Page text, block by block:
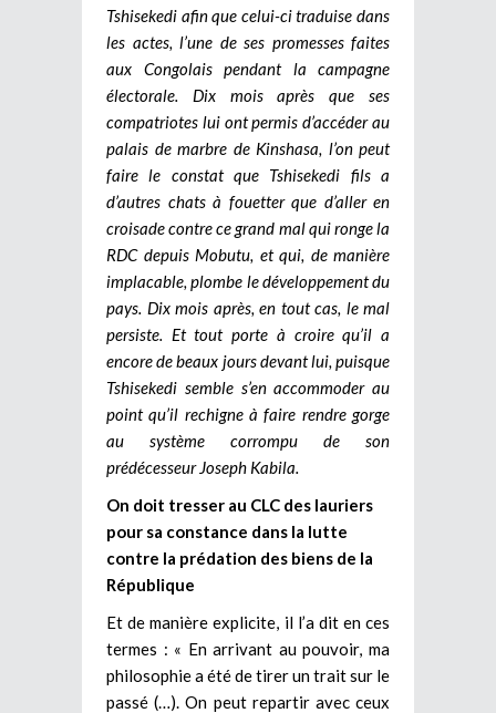
Tshisekedi afin que celui-ci traduise dans
les actes, l’une de ses promesses faites
aux Congolais pendant la campagne
électorale. Dix mois après que ses
compatriotes lui ont permis d’accéder au
palais de marbre de Kinshasa, l’on peut
faire le constat que Tshisekedi fils a
d’autres chats à fouetter que d’aller en
croisade contre ce grand mal qui ronge la
RDC depuis Mobutu, et qui, de manière
implacable, plombe le développement du
pays. Dix mois après, en tout cas, le mal
persiste. Et tout porte à croire qu’il a
encore de beaux jours devant lui, puisque
Tshisekedi semble s’en accommoder au
point qu’il rechigne à faire rendre gorge
au système corrompu de son
prédécesseur Joseph Kabila.
On doit tresser au CLC des lauriers
pour sa constance dans la lutte
contre la prédation des biens de la
République
Et de manière explicite, il l’a dit en ces
termes : « En arrivant au pouvoir, ma
philosophie a été de tirer un trait sur le
passé (…). On peut repartir avec ceux